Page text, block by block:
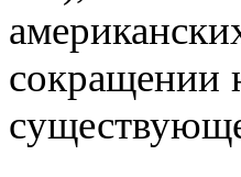
сокращении